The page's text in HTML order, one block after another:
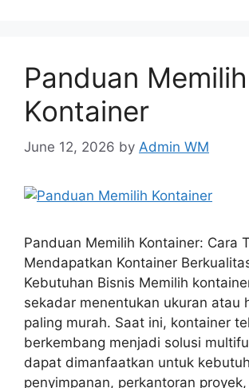
Panduan Memilih
Kontainer
June 12, 2026 by Admin WM
Panduan Memilih Kontainer: Cara
Mendapatkan Kontainer
Kebutuhan Bisnis Memilih
sekadar menentukan ukuran atau
paling murah. Saat ini, kontainer
berkembang menjadi solusi
dapat dimanfaatkan untuk
penyimpanan, perkantoran